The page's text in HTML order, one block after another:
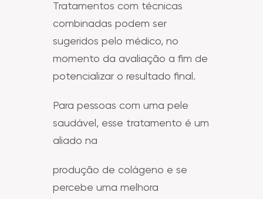
Tratamentos com técnicas
combinadas podem ser
sugeridos pelo médico, no
momento da avaliação a fim de
potencializar o resultado final.
Para pessoas com uma pele
saudável, esse tratamento é um
aliado na
produção de colágeno e se
percebe uma melhora